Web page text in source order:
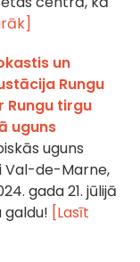
un
Rungu
Rungu tirgu
uguns
uguns
Val-de-Marne,
gada 21. jūlijā
[Lasīt